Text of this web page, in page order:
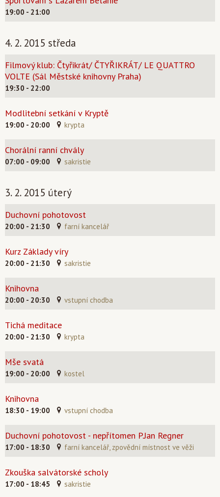
19:00 - 21:00
4. 2. 2015 středa
Filmový klub: Čtyřikrát/ ČTYŘIKRÁT/ LE QUATTRO
VOLTE (Sál Městské knihovny Praha)
19:30 - 22:00
Modlitební setkání v Kryptě
19:00 - 20:00 krypta
Chorální ranní chvály
07:00 - 09:00 sakristie
3. 2. 2015 úterý
Duchovní pohotovost
20:00 - 21:30 farní kancelář
Kurz Základy víry
20:00 - 21:30 sakristie
Knihovna
20:00 - 20:30 vstupní chodba
Tichá meditace
20:00 - 21:30 krypta
Mše svatá
19:00 - 20:00 kostel
Knihovna
18:30 - 19:00 vstupní chodba
Duchovní pohotovost - nepřítomen P.Jan Regner
17:00 - 18:30 farní kancelář, zpovědní místnost ve věži
Zkouška salvátorské scholy
17:00 - 18:45 sakristie